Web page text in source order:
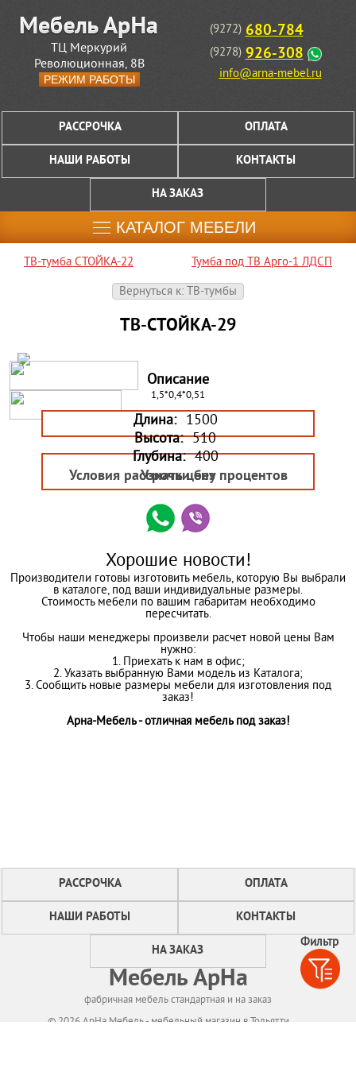
Фильтр
ТЦ Меркурий
Революционная, 8В
РЕЖИМ РАБОТЫ
(9272) 680-784
(9278) 926-308
info@arna-mebel.ru
РАССРОЧКА ОПЛАТА
НАШИ РАБОТЫ КОНТАКТЫ
НА ЗАКАЗ
КАТАЛОГ МЕБЕЛИ
ТВ-тумба СТОЙКА-22
Тумба под ТВ Арго-1 ЛДСП
Вернуться к: ТВ-тумбы
ТВ-СТОЙКА-29
Описание
1,5*0,4*0,51
Длина: 1500
Высота: 510
Глубина: 400
Узнать цену
Условия рассрочки без процентов
Хорошие новости!
Производители готовы изготовить мебель, которую Вы выбрали
в каталоге, под ваши индивидуальные размеры.
Стоимость мебели по вашим габаритам необходимо
пересчитать.
Чтобы наши менеджеры произвели расчет новой цены Вам
нужно:
1. Приехать к нам в офис;
2. Указать выбранную Вами модель из Каталога;
3. Сообщить новые размеры мебели для изготовления под
заказ!
Арна-Мебель - отличная мебель под заказ!
РАССРОЧКА ОПЛАТА
НАШИ РАБОТЫ КОНТАКТЫ
НА ЗАКАЗ
Мебель АрНа
фабричная мебель стандартная и на заказ
© 2026 АрНа Мебель - мебельный магазин в Тольятти